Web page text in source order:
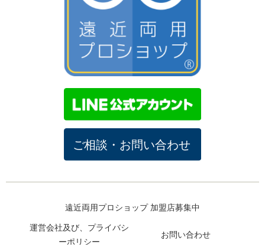
遠近両用プロショップ 加盟店募集中
運営会社及び、プライバシ
ーポリシー
お問い合わせ